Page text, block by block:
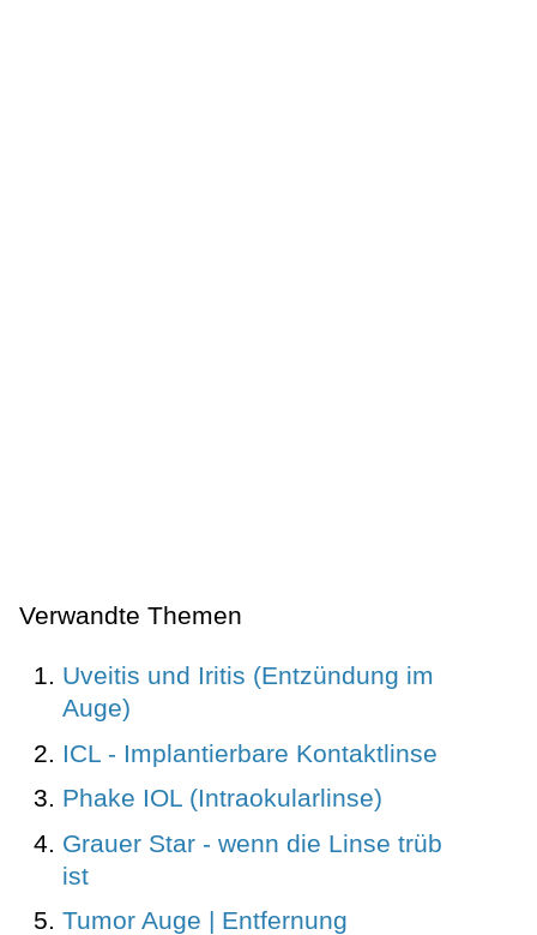
Verwandte Themen
Uveitis und Iritis (Entzündung im
Auge)
ICL - Implantierbare Kontaktlinse
Phake IOL (Intraokularlinse)
Grauer Star - wenn die Linse trüb
ist
Tumor Auge | Entfernung